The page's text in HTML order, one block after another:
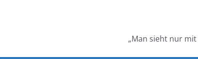
„Man sieht nur